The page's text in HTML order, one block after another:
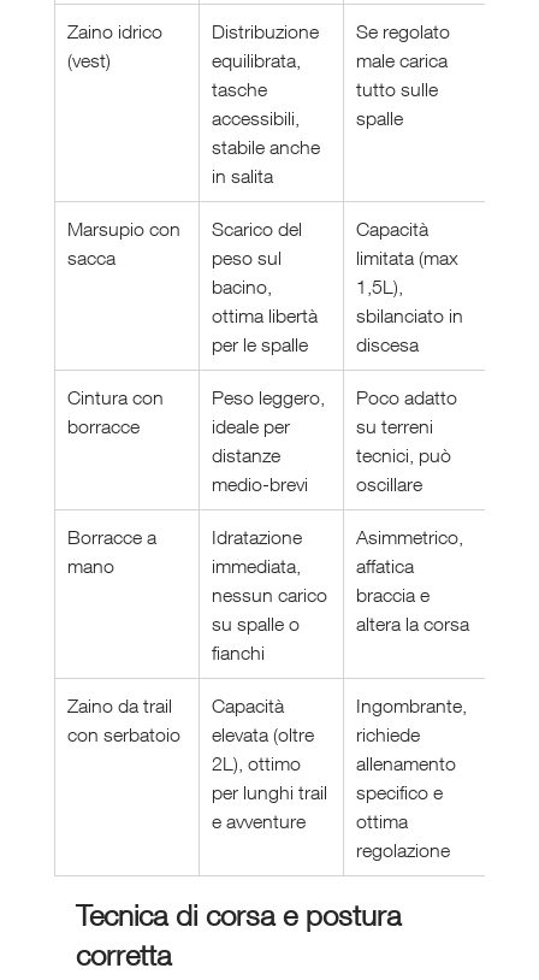
Zaino idrico
(vest)
Distribuzione
equilibrata,
tasche
accessibili,
stabile anche
in salita
Se regolato
male carica
tutto sulle
spalle
Marsupio con
sacca
Scarico del
peso sul
bacino,
ottima libertà
per le spalle
Capacità
limitata (max
1,5L),
sbilanciato in
discesa
Cintura con
borracce
Peso leggero,
ideale per
distanze
medio-brevi
Poco adatto
su terreni
tecnici, può
oscillare
Borracce a
mano
Idratazione
immediata,
nessun carico
su spalle o
fianchi
Asimmetrico,
affatica
braccia e
altera la corsa
Zaino da trail
con serbatoio
Capacità
elevata (oltre
2L), ottimo
per lunghi trail
e avventure
Ingombrante,
richiede
allenamento
specifico e
ottima
regolazione
Tecnica di corsa e postura
corretta